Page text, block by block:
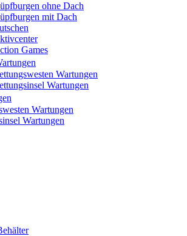
ohne Dach
mit Dach
Games
Wartungen
Wartungen
Wartungen
Wartungen